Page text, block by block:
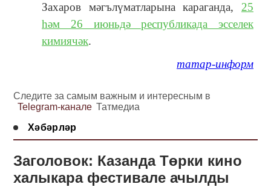
Захаров мәгълүматларына караганда, 25
һәм 26 июньдә республикада эсселек
кимиячәк.
татар-информ
Следите за самым важным и интересным в
Telegram-канале Татмедиа
Хәбәрләр
Заголовок: Казанда Төрки кино
халыкара фестивале ачылды